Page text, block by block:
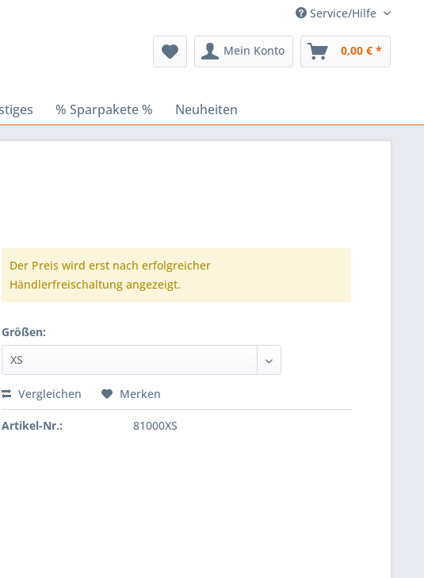
Service/Hilfe
Mein Konto 0,00 € *
% Sparpakete % Neuheiten
Der Preis wird erst nach erfolgreicher
Händlerfreischaltung angezeigt.
Größen:
Vergleichen Merken
Artikel-Nr.: 81000XS